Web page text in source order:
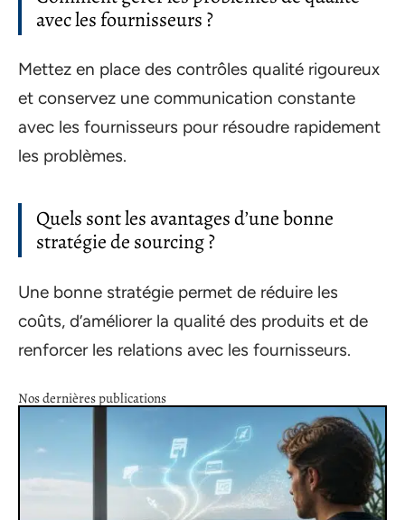
avec les fournisseurs ?
Mettez en place des contrôles qualité rigoureux
et conservez une communication constante
avec les fournisseurs pour résoudre rapidement
les problèmes.
Quels sont les avantages d’une bonne
stratégie de sourcing ?
Une bonne stratégie permet de réduire les
coûts, d’améliorer la qualité des produits et de
renforcer les relations avec les fournisseurs.
Nos dernières publications